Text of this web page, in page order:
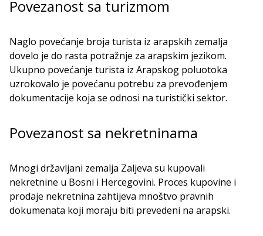
Povezanost sa turizmom
Naglo povećanje broja turista iz arapskih zemalja
dovelo je do rasta potražnje za arapskim jezikom.
Ukupno povećanje turista iz Arapskog poluotoka
uzrokovalo je povećanu potrebu za prevođenjem
dokumentacije koja se odnosi na turistički sektor.
Povezanost sa nekretninama
Mnogi državljani zemalja Zaljeva su kupovali
nekretnine u Bosni i Hercegovini. Proces kupovine i
prodaje nekretnina zahtijeva mnoštvo pravnih
dokumenata koji moraju biti prevedeni na arapski.